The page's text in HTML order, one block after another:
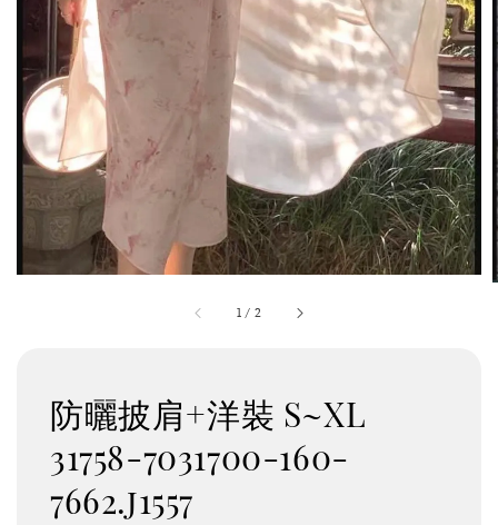
1 / 2
防曬披肩+洋裝 S~XL
31758-7031700-160-
7662.j1557